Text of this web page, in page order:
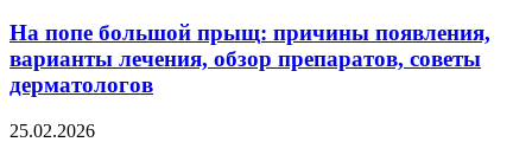
На попе большой прыщ: причины появления,
варианты лечения, обзор препаратов, советы
дерматологов
25.02.2026